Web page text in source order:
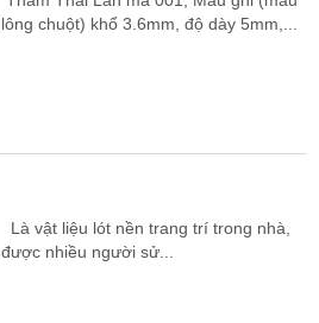
lông chuột) khổ 3.6mm, độ dày 5mm,...
Là vật liệu lót nền trang trí trong nhà,
được nhiều người sử...